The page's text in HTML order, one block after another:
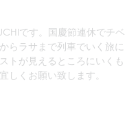
です。国慶節連休でチベ
らラサまで列車でいく旅に
トが見えるところにいくも
しくお願い致します。